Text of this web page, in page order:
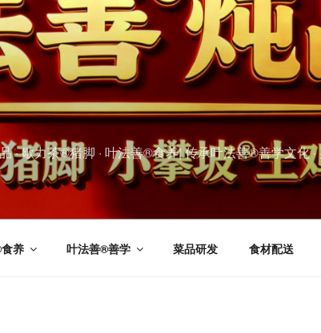
歇力茶®猪脚 · 叶法善®食养| 传承叶法善®善学文化 ·
养 叶法善®善学 菜品研发 食材配送